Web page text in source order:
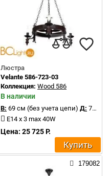
Люстра
Velante 586-723-03
Коллекция: Wood 586
В наличии
В: 69 см (без учета цепи) Д: 76 см
E14 x 3 max 40W
Цена: 25 725 Р.
Купить
179082